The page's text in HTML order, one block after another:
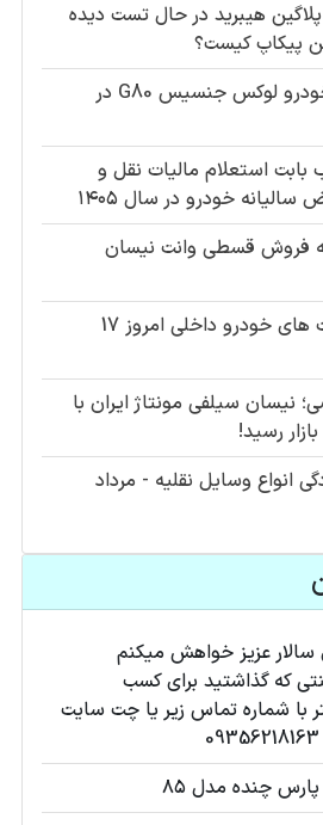
🚘 جک T۹ پلاگین هیبرید در حال تست دیده
پیکاپ کیست؟
ملاقات با خودرو لوکس جنسیس G80 در
بابت استعلام مالیات نقل و
سالیانه خودرو در سال ۱۴۰۵
فروش قسطی وانت نیسان
لیست قیمت های خودرو داخلی امروز 17
نیسان سیلفی مونتاژ ایران با
انواع وسایل نقلیه - مرداد
سالار عزیز خواهش میکنم
که گذاشتید برای کسب
با شماره تماس زیر یا چت سایت
چنده مدل ۸۵